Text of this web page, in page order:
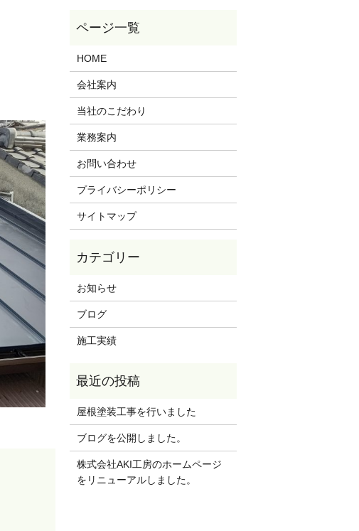
HOME
会社案内
当社のこだわり
業務案内
お問い合わせ
プライバシーポリシー
サイトマップ
お知らせ
ブログ
施工実績
屋根塗装工事を行いました
ブログを公開しました。
株式会社AKI工房のホームページ
をリニューアルしました。